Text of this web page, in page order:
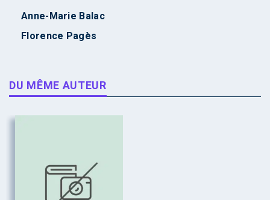
Anne-Marie Balac
Florence Pagès
DU MÊME AUTEUR